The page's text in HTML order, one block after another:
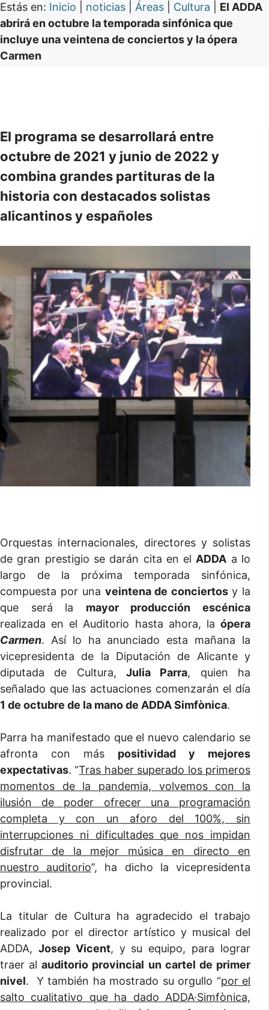
Estás en: Inicio noticias Áreas Cultura
El ADDA
abrirá en octubre la temporada sinfónica que
incluye una veintena de conciertos y la ópera
Carmen
El programa se desarrollará entre
octubre de 2021 y junio de 2022 y
combina grandes partituras de la
historia con destacados solistas
alicantinos y españoles
Orquestas internacionales, directores y solistas
de gran prestigio se darán cita en el ADDA a lo
largo de la próxima temporada sinfónica,
compuesta por una veintena de conciertosy la
que será la mayor producción escénica
realizada en el Auditorio hasta ahora, la ópera
Carmen. Así lo ha anunciado esta mañana la
vicepresidenta de la Diputación de Alicante y
diputada de Cultura, Julia Parra, quien ha
señalado que las actuaciones comenzarán el día
1 de octubre de la mano de ADDA Simfònica.
Parra ha manifestado que el nuevo calendario se
afronta con más positividad y mejores
expectativas. “Tras haber superado los primeros
momentos de la pandemia, volvemos con la
ilusión de poder ofrecer una programación
completa y con un aforo del 100%, sin
interrupciones ni dificultades que nos impidan
disfrutar de la mejor música en directo en
nuestro auditorio”, ha dicho la vicepresidenta
provincial.
La titular de Cultura ha agradecido el trabajo
realizado por el director artístico y musical del
ADDA, Josep Vicent, y su equipo, para lograr
traer alauditorio provincial un cartel de primer
nivel. Y también ha mostrado su orgullo “por el
salto cualitativo que ha dado ADDA·Simfònica,